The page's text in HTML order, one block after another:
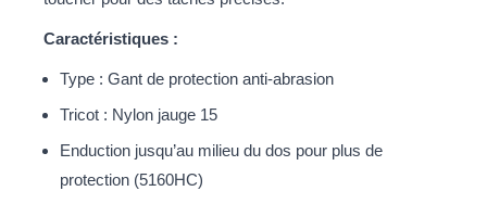
Caractéristiques :
Type : Gant de protection anti-abrasion
Tricot : Nylon jauge 15
Enduction jusqu’au milieu du dos pour plus de
protection (5160HC)